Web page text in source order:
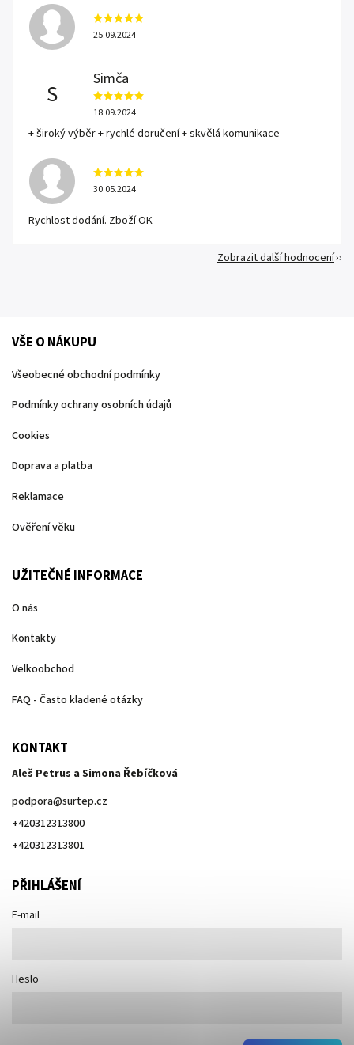
25.09.2024
S
Simča
18.09.2024
+ široký výběr + rychlé doručení + skvělá komunikace
30.05.2024
Rychlost dodání. Zboží OK
Zobrazit další hodnocení
VŠE O NÁKUPU
Všeobecné obchodní podmínky
Podmínky ochrany osobních údajů
Cookies
Doprava a platba
Reklamace
Ověření věku
UŽITEČNÉ INFORMACE
O nás
Kontakty
Velkoobchod
FAQ - Často kladené otázky
KONTAKT
Aleš Petrus a Simona Řebíčková
podpora@surtep.cz
+420312313800
+420312313801
PŘIHLÁŠENÍ
E-mail
Heslo